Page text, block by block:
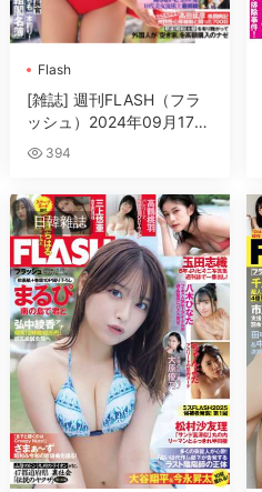
Flash
[雑誌] 週刊FLASH（フラ
ッシュ）2024年09月17日
号394
日韓雜誌